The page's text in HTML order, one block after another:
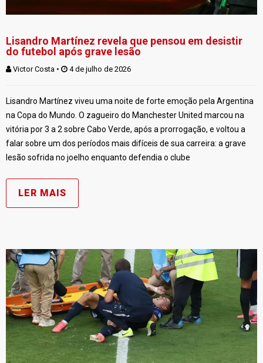
Lisandro Martínez revela que pensou em desistir
do futebol após grave lesão
Victor Costa • 4 de julho de 2026
Lisandro Martínez viveu uma noite de forte emoção pela Argentina
na Copa do Mundo. O zagueiro do Manchester United marcou na
vitória por 3 a 2 sobre Cabo Verde, após a prorrogação, e voltou a
falar sobre um dos períodos mais difíceis de sua carreira: a grave
lesão sofrida no joelho enquanto defendia o clube
LER MAIS